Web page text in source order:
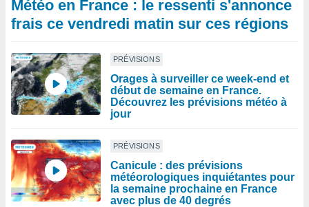
Météo en France : le ressenti s'annonce
frais ce vendredi matin sur ces régions
PRÉVISIONS
Orages à surveiller ce week-end et
début de semaine en France.
Découvrez les prévisions météo à
jour
PRÉVISIONS
Canicule : des prévisions
météorologiques inquiétantes pour
la semaine prochaine en France
avec plus de 40 degrés